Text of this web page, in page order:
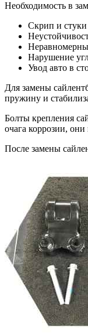
Необходимость в
Скрип и стуки
Нарушение
Увод авто в
Для замены
пружину и
Болты крепления
очага коррозии,
После замены